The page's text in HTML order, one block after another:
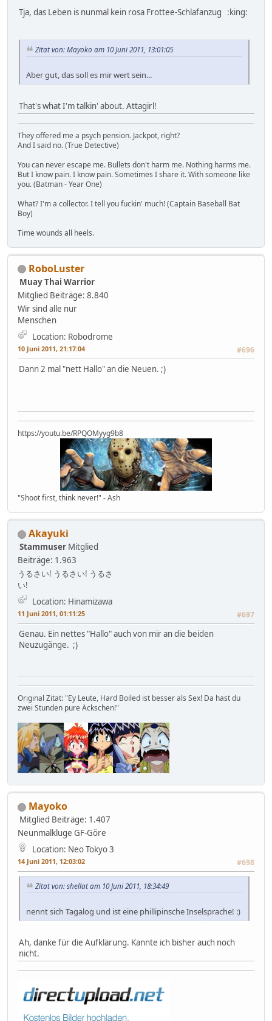
Tja, das Leben is nunmal kein rosa Frottee-Schlafanzug :king:
Zitat von: Mayoko am 10 Juni 2011, 13:01:05
Aber gut, das soll es mir wert sein...
That's what I'm talkin' about. Attagirl!
They offered me a psych pension. Jackpot, right?
And I said no. (True Detective)
You can never escape me. Bullets don't harm me. Nothing harms me.
But I know pain. I know pain. Sometimes I share it. With someone like
you. (Batman - Year One)
What? I'm a collector. I tell you fuckin' much! (Captain Baseball Bat
Boy)
Time wounds all heels.
RoboLuster
Muay Thai Warrior
Mitglied Beiträge: 8.840
Wir sind alle nur
Menschen
Location: Robodrome
10 Juni 2011, 21:17:04 #696
Dann 2 mal "nett Hallo" an die Neuen. ;)
https://youtu.be/RPQOMyyg9b8
"Shoot first, think never!" - Ash
Akayuki
Stammuser Mitglied
Beiträge: 1.963
うるさい! うるさい! うるさ
い!
Location: Hinamizawa
11 Juni 2011, 01:11:25 #697
Genau. Ein nettes "Hallo" auch von mir an die beiden
Neuzugänge. ;)
Original Zitat: "Ey Leute, Hard Boiled ist besser als Sex! Da hast du
zwei Stunden pure Äckschen!"
Mayoko
Mitglied Beiträge: 1.407
Neunmalkluge GF-Göre
Location: Neo Tokyo 3
14 Juni 2011, 12:03:02 #698
Zitat von: shellat am 10 Juni 2011, 18:34:49
nennt sich Tagalog und ist eine phillipinsche Inselsprache! :)
Ah, danke für die Aufklärung. Kannte ich bisher auch noch
nicht.